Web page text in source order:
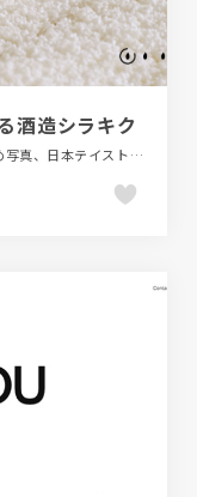
酒造シラキク
コーポレートサイト、スタイリッシュ、大きめ写真、日本テイスト、飲料・食品